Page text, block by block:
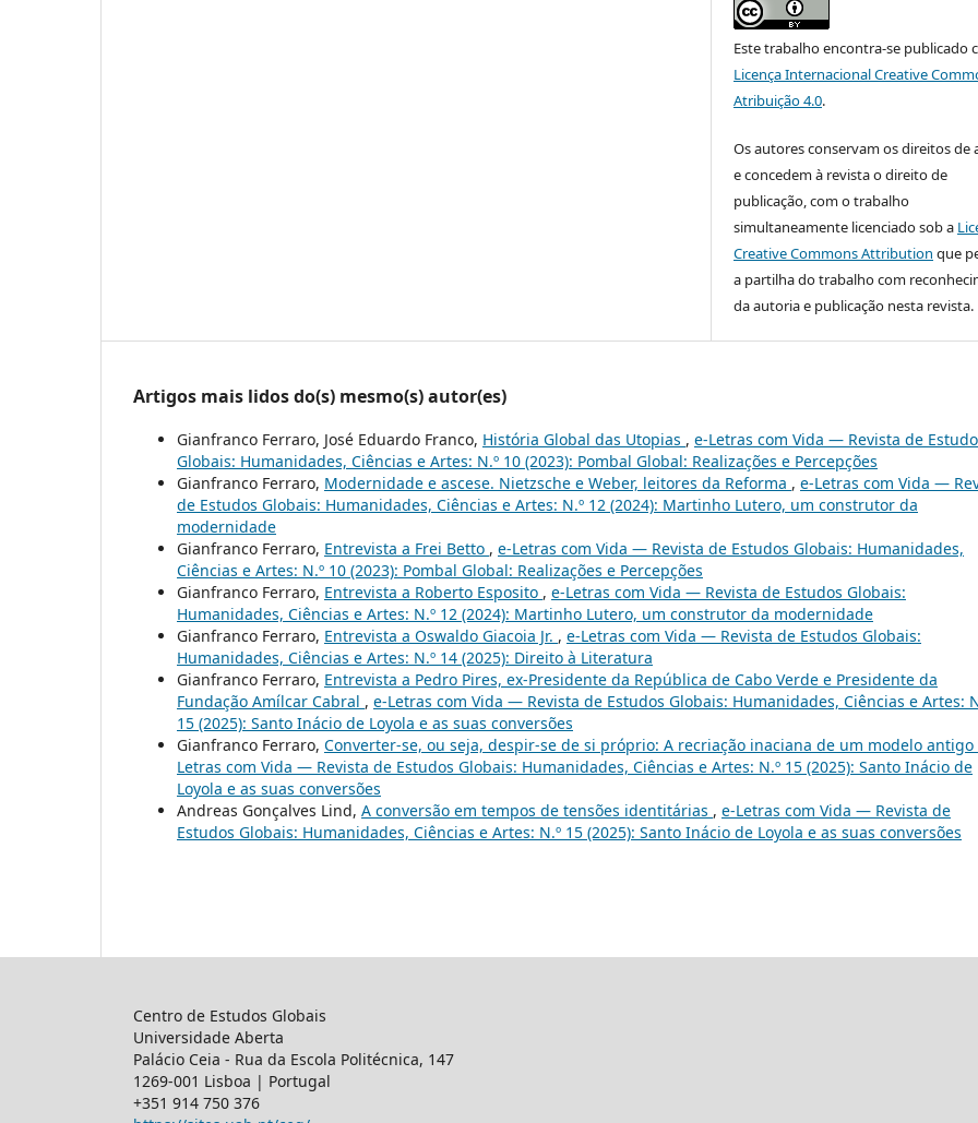
Este trabalho encontra-se publicado
Licença Internacional Creative
Atribuição 4.0.
Os autores conservam os direitos de
e concedem à revista o direito de
publicação, com o trabalho
simultaneamente licenciado sob a
Creative Commons Attribution que
a partilha do trabalho com
da autoria e publicação nesta revista.
Artigos mais lidos do(s) mesmo(s) autor(es)
Gianfranco Ferraro, José Eduardo Franco, História Global das Utopias , e-Letras com Vida — Revista de
Globais: Humanidades, Ciências e Artes: N.º 10 (2023): Pombal Global: Realizações e Percepções
Gianfranco Ferraro, Modernidade e ascese. Nietzsche e Weber, leitores da Reforma , e-Letras com Vida —
de Estudos Globais: Humanidades, Ciências e Artes: N.º 12 (2024): Martinho Lutero, um construtor da
modernidade
Gianfranco Ferraro, Entrevista a Frei Betto , e-Letras com Vida — Revista de Estudos Globais: Humanidades,
Ciências e Artes: N.º 10 (2023): Pombal Global: Realizações e Percepções
Gianfranco Ferraro, Entrevista a Roberto Esposito , e-Letras com Vida — Revista de Estudos Globais:
Humanidades, Ciências e Artes: N.º 12 (2024): Martinho Lutero, um construtor da modernidade
Gianfranco Ferraro, Entrevista a Oswaldo Giacoia Jr. , e-Letras com Vida — Revista de Estudos Globais:
Humanidades, Ciências e Artes: N.º 14 (2025): Direito à Literatura
Gianfranco Ferraro, Entrevista a Pedro Pires, ex-Presidente da República de Cabo Verde e Presidente da
Fundação Amílcar Cabral , e-Letras com Vida — Revista de Estudos Globais: Humanidades, Ciências e Artes:
15 (2025): Santo Inácio de Loyola e as suas conversões
Gianfranco Ferraro, Converter-se, ou seja, despir-se de si próprio: A recriação inaciana de um modelo antigo
Letras com Vida — Revista de Estudos Globais: Humanidades, Ciências e Artes: N.º 15 (2025): Santo Inácio de
Loyola e as suas conversões
Andreas Gonçalves Lind, A conversão em tempos de tensões identitárias , e-Letras com Vida — Revista de
Estudos Globais: Humanidades, Ciências e Artes: N.º 15 (2025): Santo Inácio de Loyola e as suas conversões
Centro de Estudos Globais
Universidade Aberta
Palácio Ceia - Rua da Escola Politécnica, 147
1269-001 Lisboa | Portugal
+351 914 750 376